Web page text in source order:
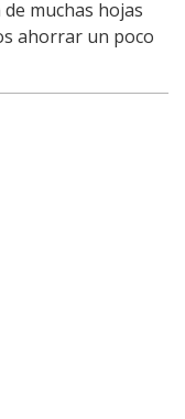
muchas hojas
ahorrar un poco